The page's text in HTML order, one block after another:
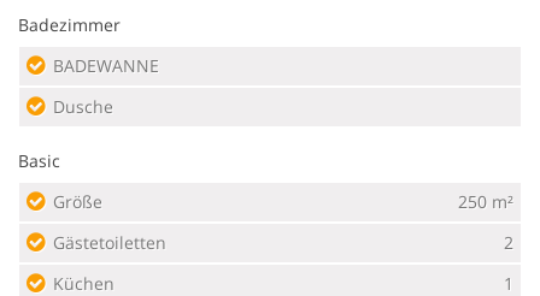
Badezimmer
BADEWANNE
Dusche
Basic
Größe
250 m²
Gästetoiletten
2
Küchen
1